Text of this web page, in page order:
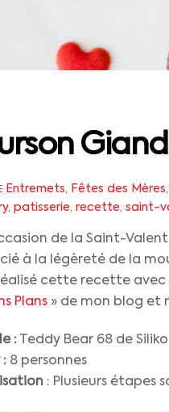
Entremets, Fêtes des Mères
, patisserie, recette, saint-
de la Saint-
à la légèreté de la
cette recette
Plans » de mon blog et
: Teddy Bear 68 de
: 8 personnes
: Plusieurs étapes